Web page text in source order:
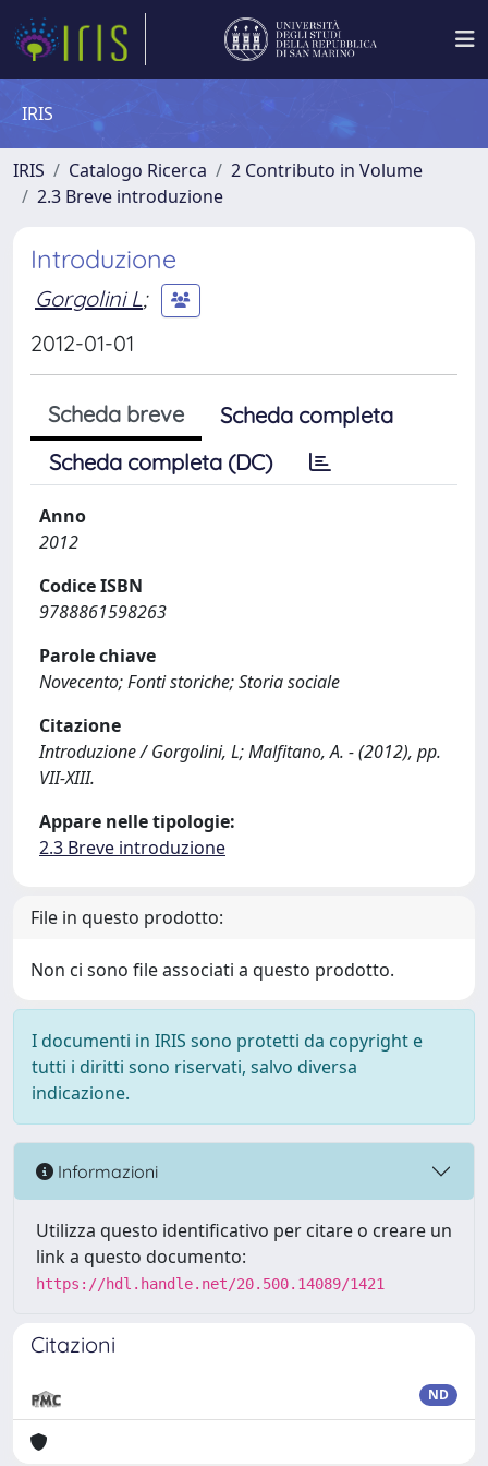
IRIS
IRIS Catalogo Ricerca
2 Contributo in Volume
2.3 Breve introduzione
Introduzione
Gorgolini L;
2012-01-01
Scheda breve
Scheda completa
Scheda completa (DC)
Anno
2012
Codice ISBN
9788861598263
Parole chiave
Novecento; Fonti storiche; Storia sociale
Citazione
Introduzione / Gorgolini, L; Malfitano, A. - (2012), pp.
VII-XIII.
Appare nelle tipologie:
2.3 Breve introduzione
File in questo prodotto:
Non ci sono file associati a questo prodotto.
I documenti in IRIS sono protetti da copyright e
tutti i diritti sono riservati, salvo diversa
indicazione.
Informazioni
Utilizza questo identificativo per citare o creare un
link a questo documento:
https://hdl.handle.net/20.500.14089/1421
Citazioni
ND